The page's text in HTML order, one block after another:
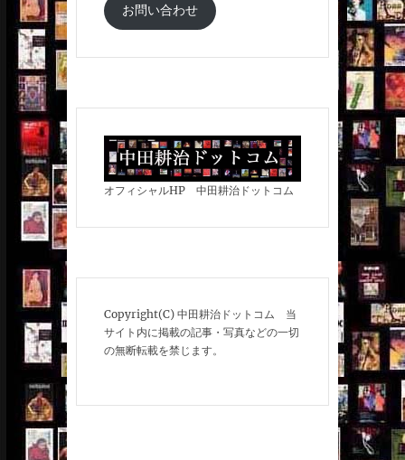
お問い合わせ
オフィシャルHP 中田耕治ドットコム
Copyright(C) 中田耕治ドットコム 当
サイト内に掲載の記事・写真などの一切
の無断転載を禁じます。